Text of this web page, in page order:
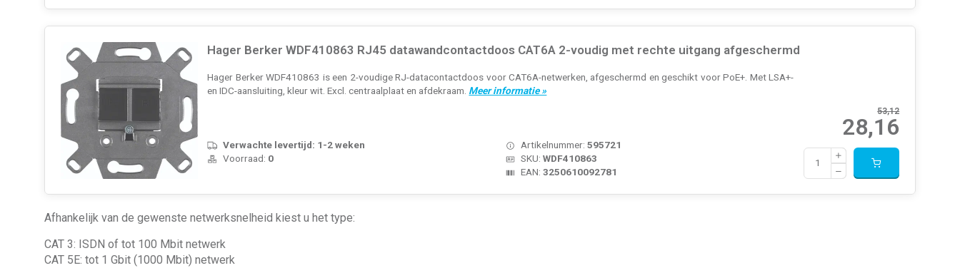
Hager Berker WDF410863 RJ45 datawandcontactdoos CAT6A 2-voudig met rechte uitgang afgeschermd
Hager Berker WDF410863 is een 2-voudige RJ-datacontactdoos voor CAT6A-netwerken, afgeschermd en geschikt voor PoE+. Met LSA+-
en IDC-aansluiting, kleur wit. Excl. centraalplaat en afdekraam. Meer informatie »
53,12
28,16
Artikelnummer:595721
SKU:WDF410863
EAN:3250610092781
Verwachte levertijd: 1-2 weken
Voorraad: 0
Afhankelijk van de gewenste netwerksnelheid kiest u het type:
CAT 3: ISDN of tot 100 Mbit netwerk
CAT 5E: tot 1 Gbit (1000 Mbit) netwerk